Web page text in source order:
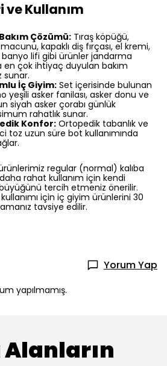
ve Kullanım
Çözümü: Tıraş köpüğü,
kapaklı diş fırçası, el kremi,
banyo lifi gibi ürünler jandarma
çok ihtiyaç duyulan bakım
sunar.
İç Giyim: Set içerisinde bulunan
yeşili asker fanilası, asker donu ve
siyah asker çorabı günlük
rahatlık sunar.
Konfor: Ortopedik tabanlık ve
toz uzun süre bot kullanımında
regular (normal) kalıba
rahat kullanım için kendi
tercih etmeniz önerilir.
için iç giyim ürünlerini 30
tavsiye edilir.
Yorum Yap
yapılmamış.
Alanların